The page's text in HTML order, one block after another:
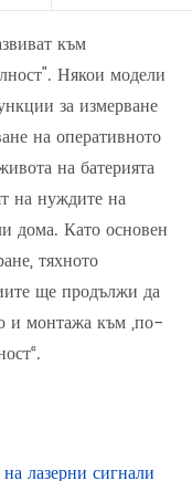
към
Някои модели
за измерване
на оперативното
на батерията
на нуждите на
дома. Като основен
тяхното
ще продължи да
и монтажа към „по-
лазерни сигнали